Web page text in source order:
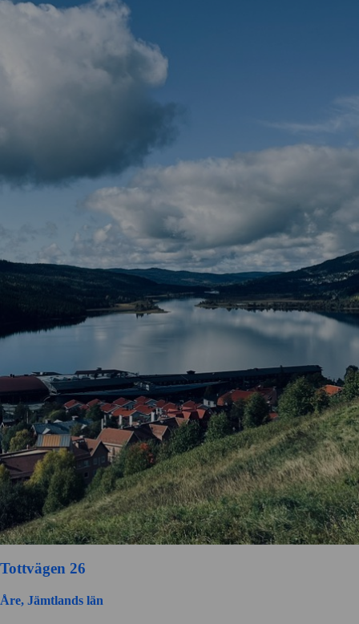
Tottvägen 26
Åre, Jämtlands län